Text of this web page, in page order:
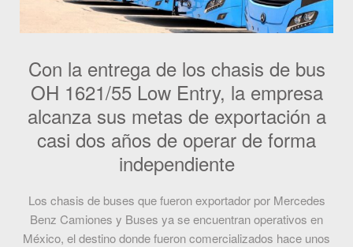
Con la entrega de los chasis de bus
OH 1621/55 Low Entry, la empresa
alcanza sus metas de exportación a
casi dos años de operar de forma
independiente
Los chasis de buses que fueron exportador por Mercedes
Benz Camiones y Buses ya se encuentran operativos en
México, el destino donde fueron comercializados hace unos